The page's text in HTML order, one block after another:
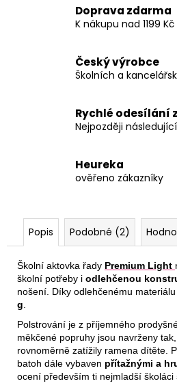
Doprava zdarma
K nákupu nad 1199 Kč
Český výrobce
Školních a
Rychlé odesílání
Nejpozději
Heureka
ověřeno zákazníky
Popis Podobné (2)
Školní aktovka řady Premium Light
školní potřeby i odlehčenou
nošení. Díky odlehčenému
g
Polstrování je z příjemného
měkčené popruhy jsou navrženy
rovnoměrně zatížily ramena dítěte.
batoh dále vybaven přítažnými a
ocení především ti nejmladší školáci